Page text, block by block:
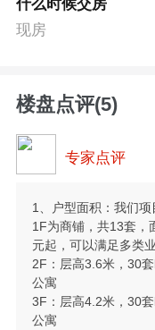
什么时候交房
现房
楼盘点评(5)
专家点评
1、户型面积：我们项
1F为商铺，共13套，
元起，可以满足多类业
2F：层高3.6米，30
公寓
3F：层高4.2米，30
公寓